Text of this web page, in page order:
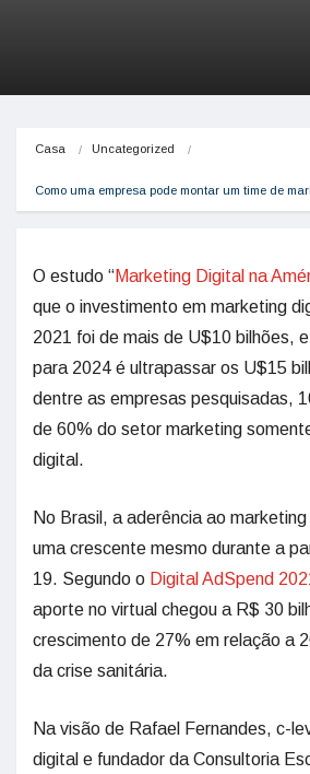
Casa Uncategorized
Como uma empresa pode montar um time de
O estudo “Marketing Digital na
que o investimento em marketing
2021 foi de mais de U$10 bilhões,
para 2024 é ultrapassar os U$15
dentre as empresas pesquisadas,
de 60% do setor marketing
digital.
No Brasil, a aderência ao
uma crescente mesmo durante a
19. Segundo o Digital AdSpend
aporte no virtual chegou a R$ 30
crescimento de 27% em relação a
da crise sanitária.
Na visão de Rafael Fernandes, c-
digital e fundador da Consultoria